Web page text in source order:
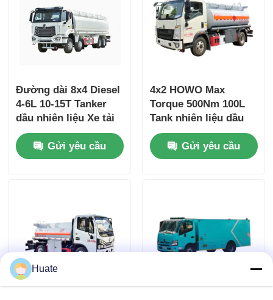
Đường dài 8x4 Diesel
4-6L 10-15T Tanker
dầu nhiên liệu Xe tải
vận chuyển hàng hóa
Gửi yêu cầu
4x2 HOWO Max
Torque 500Nm 100L
Tank nhiên liệu dầu
nhiên liệu dầu thô
Tank xe tải xe vận
chuyển
Gửi yêu cầu
Huate